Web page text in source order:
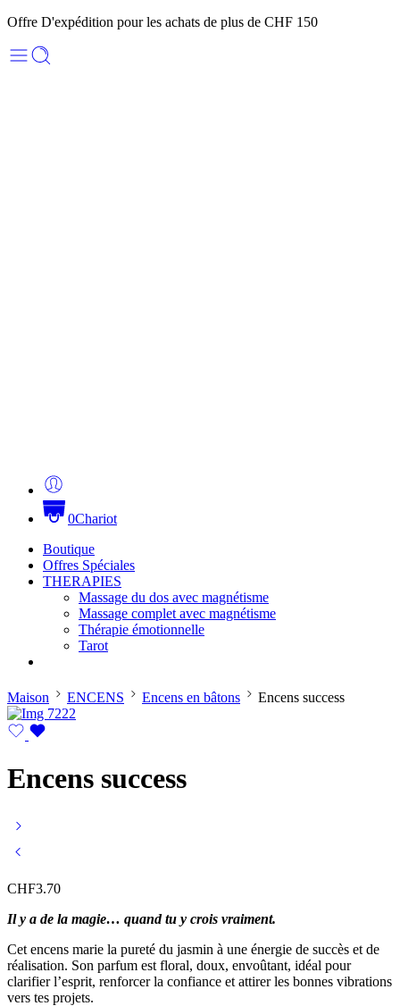
Offre D'expédition pour les achats de plus de CHF 150
0Chariot
Boutique
Offres Spéciales
THERAPIES
Massage du dos avec magnétisme
Massage complet avec magnétisme
Thérapie émotionnelle
Tarot
Maison ENCENS Encens en bâtons Encens success
Encens success
CHF3.70
Il y a de la magie… quand tu y crois vraiment.
Cet encens marie la pureté du jasmin à une énergie de succès et de
réalisation. Son parfum est floral, doux, envoûtant, idéal pour
clarifier l’esprit, renforcer la confiance et attirer les bonnes vibrations
vers tes projets.